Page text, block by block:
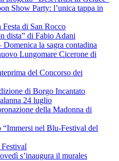
Show Party: l’unica tappa in
di San Rocco
dista” di Fabio Adani
la sagra contadina
Lungomare Cicerone di
del Concorso dei
di Borgo Incantato
24 luglio
della Madonna di
nel Blu-Festival del
s’inaugura il murales